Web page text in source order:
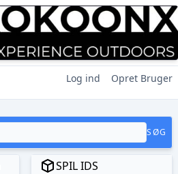
Log ind Opret Bruger
SØG
SPIL IDS